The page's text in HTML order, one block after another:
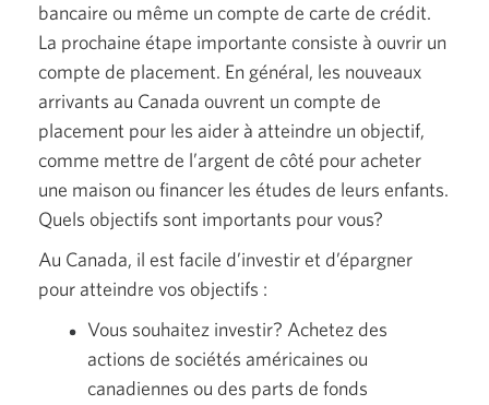
bancaire ou même un compte de carte de crédit.
La prochaine étape importante consiste à ouvrir un
compte de placement. En général, les nouveaux
arrivants au Canada ouvrent un compte de
placement pour les aider à atteindre un objectif,
comme mettre de l’argent de côté pour acheter
une maison ou financer les études de leurs enfants.
Quels objectifs sont importants pour vous?
Au Canada, il est facile d’investir et d’épargner
pour atteindre vos objectifs :
Vous souhaitez investir? Achetez des
actions de sociétés américaines ou
canadiennes ou des parts de fonds